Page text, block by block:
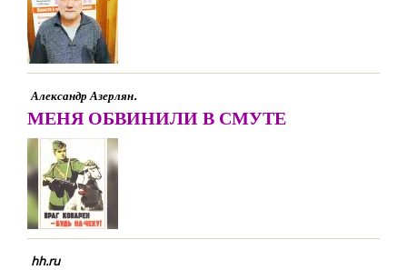
Александр Азерлян.
МЕНЯ ОБВИНИЛИ В СМУТЕ
hh.ru